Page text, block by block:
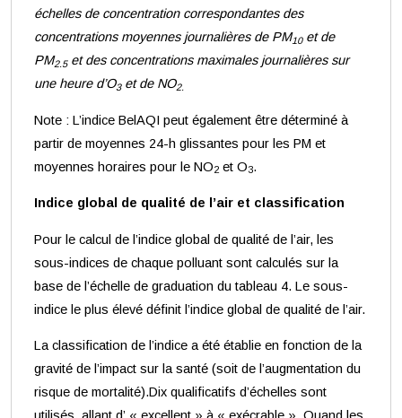
échelles de concentration correspondantes des
concentrations moyennes journalières de PM10et de
PM2.5et des concentrations maximales journalières sur
une heure d’O3et de NO2.
Note : L’indice BelAQI peut également être déterminé à
partir de moyennes 24-h glissantes pour les PM et
moyennes horaires pour le NO2 et O3.
Indice global de qualité de l’air et classification
Pour le calcul de l’indice global de qualité de l’air, les
sous-indices de chaque polluant sont calculés sur la
base de l’échelle de graduation du tableau 4. Le sous-
indice le plus élevé définit l’indice global de qualité de l’air.
La classification de l’indice a été établie en fonction de la
gravité de l’impact sur la santé (soit de l’augmentation du
risque de mortalité).Dix qualificatifs d’échelles sont